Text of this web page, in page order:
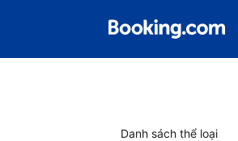
Danh sách thể loại